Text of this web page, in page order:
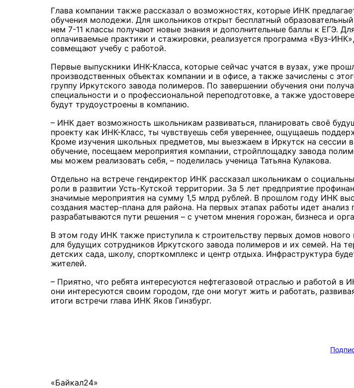
Глава компании также рассказал о возможностях, которые ИНК
обучения молодежи. Для школьников открыт бесплатный
нем 7-11 классы получают новые знания и дополнительные баллы к ЕГЭ.
оплачиваемые практики и стажировки, реализуется программа «Вуз-
совмещают учебу с работой.
Первые выпускники ИНК-Класса, которые сейчас учатся в вузах, уже
производственных объектах компании и в офисе, а также зачислены с
группу Иркутского завода полимеров. По завершении обучения они
специальности и о профессиональной переподготовке, а также
будут трудоустроены в компанию.
– ИНК дает возможность школьникам развиваться, планировать своё
проекту как ИНК-Класс, ты чувствуешь себя увереннее, ощущаешь
Кроме изучения школьных предметов, мы выезжаем в Иркутск на сессии
обучение, посещаем мероприятия компании, стройплощадку завода
мы можем реализовать себя, – поделилась ученица Татьяна Кулакова.
Отдельно на встрече гендиректор ИНК рассказал школьникам о
роли в развитии Усть-Кутской территории. За 5 лет предприятие
значимые мероприятия на сумму 1,5 млрд рублей. В прошлом году ИНК
создания мастер-плана для района. На первых этапах работы идет
разрабатываются пути решения – с учетом мнения горожан, бизнеса и
В этом году ИНК также приступила к строительству первых домов
для будущих сотрудников Иркутского завода полимеров и их семей. На
детских сада, школу, спорткомплекс и центр отдыха. Инфраструктура
жителей.
– Приятно, что ребята интересуются нефтегазовой отраслью и работой в
они интересуются своим городом, где они могут жить и работать,
итоги встречи глава ИНК Яков Гинзбург.
«Байкал24»